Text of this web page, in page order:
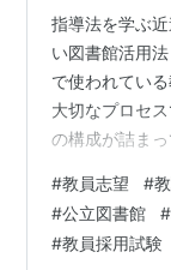
教育委員会
局が地方自治
の長が教育長
関連用語
職員基本条例 、
務評定
、 勤評闘
指導法を学ぶ
い図書館活用
で使われてい
大切なプロセ
の構成が詰ま
学など、教科
ては、教科書
しれません。
#教員志望 #
#公立図書館 #
#教員採用試験